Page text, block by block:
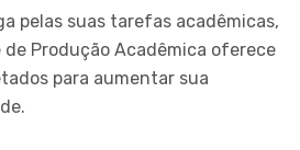
pelas suas tarefas acadêmicas,
Produção Acadêmica oferece
para aumentar sua